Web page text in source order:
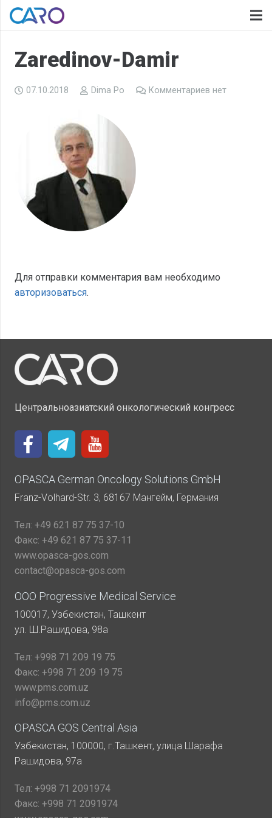
Zaredinov-Damir
07.10.2018 Dima Po Комментариев нет
Для отправки комментария вам необходимо
авторизоваться.
Центральноазиатский онкологический конгресс
OPASCA German Oncology Solutions GmbH
Franz-Volhard-Str. 3, 68167 Мангейм, Германия
Тел: +49 621 87 75 37-10
Факс: +49 621 87 75 37-11
www.opasca-gos.com
contact@opasca-gos.com
ООО Progressive Medical Service
100017, Узбекистан, Ташкент
ул. Ш.Рашидова, 98а
Тел: +998 71 209 19 75
Факс: +998 71 209 19 75
www.pms.com.uz
info@pms.com.uz
OPASCA GOS Central Asia
Узбекистан, 100000, г.Ташкент, улица Шарафа
Рашидова, 97а
Тел: +998 71 2091974
Факс: +998 71 2091974